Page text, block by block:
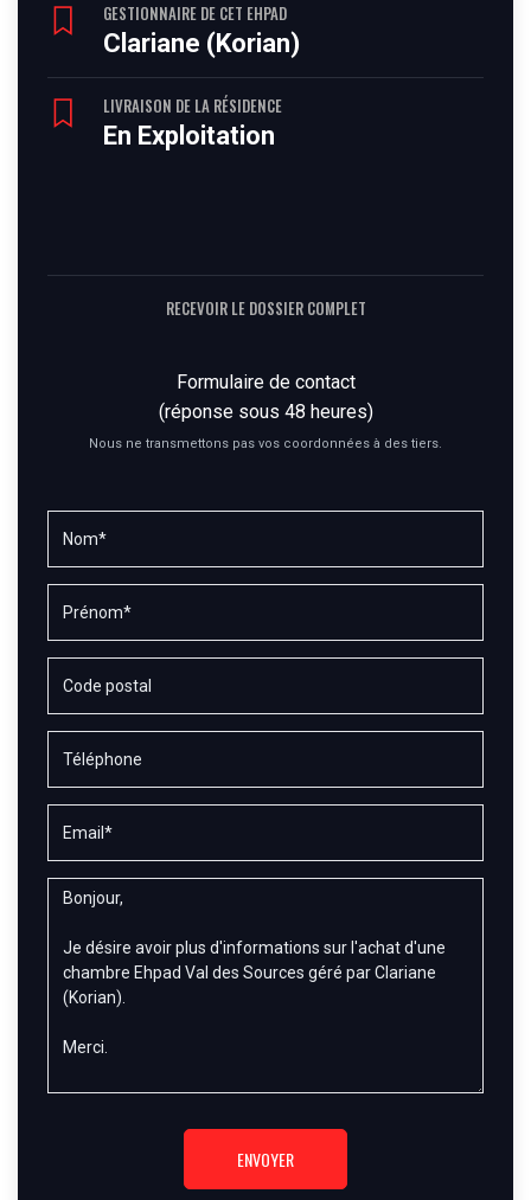
GESTIONNAIRE DE CET EHPAD
Clariane (Korian)
LIVRAISON DE LA RÉSIDENCE
En Exploitation
RECEVOIR LE DOSSIER COMPLET
Formulaire de contact
(réponse sous 48 heures)
Nous ne transmettons pas vos coordonnées à des tiers.
ENVOYER